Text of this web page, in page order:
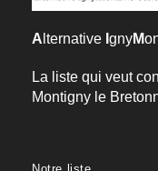
A lternative gnyM
La liste qui veut
Montigny le
Notre liste